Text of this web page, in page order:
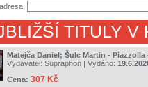
TITULY V
Matejča Daniel; Šulc Martin - Piazzolla
Vydavatel: Supraphon | Vydáno:
Cena: 307 Kč